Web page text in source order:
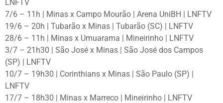
LNFTV
7/6 – 11h | Minas x Campo Mourão | Arena UniBH | LNFTV
19/6 – 20h | Tubarão x Minas | Tubarão (SC) | LNFTV
28/6 – 11h | Minas x Umuarama | Mineirinho | LNFTV
3/7 – 21h30 | São José x Minas | São José dos Campos
(SP) | LNFTV
10/7 – 19h30 | Corinthians x Minas | São Paulo (SP) |
LNFTV
17/7 – 18h30 | Minas x Marreco | Mineirinho | LNFTV